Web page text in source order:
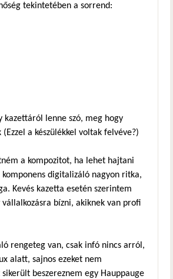
tekintetében a sorrend:
kazettáról lenne szó, meg hogy
a készülékkel voltak felvéve?)
a kompozitot, ha lehet hajtani
komponens digitalizáló nagyon ritka,
Kevés kazetta esetén szerintem
bízni, akiknek van profi
rengeteg van, csak infó nincs arról,
alatt, sajnos ezeket nem
beszereznem egy Hauppauge